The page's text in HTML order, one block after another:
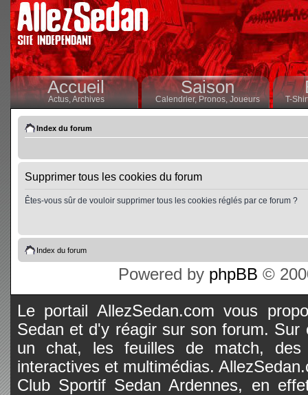
Accueil
Actus,Archives
Saison
Calendrier,Pronos, Joueurs T-
Index du forum
Supprimer tous les cookies du forum
Êtes-vous sûr de vouloir supprimer tous les cookies réglés par ce forum ?
Index du forum
Powered by phpBB ©
Le portail AllezSedan.com vous
Sedan et d'y réagir sur son forum.
un chat, les feuilles de match, des
interactives et multimédias.
Club Sportif Sedan Ardennes, en